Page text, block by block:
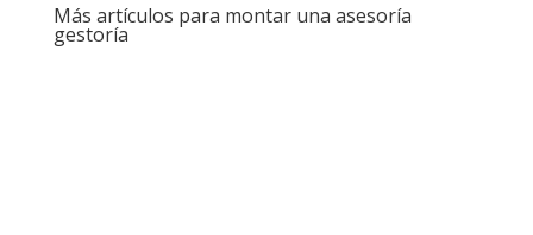
Más artículos para montar una asesoría
gestoría